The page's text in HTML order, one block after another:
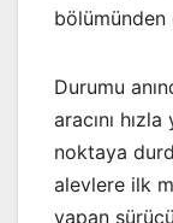
bölümünden
Durumu
aracını
noktaya
alevlere ilk
yapan